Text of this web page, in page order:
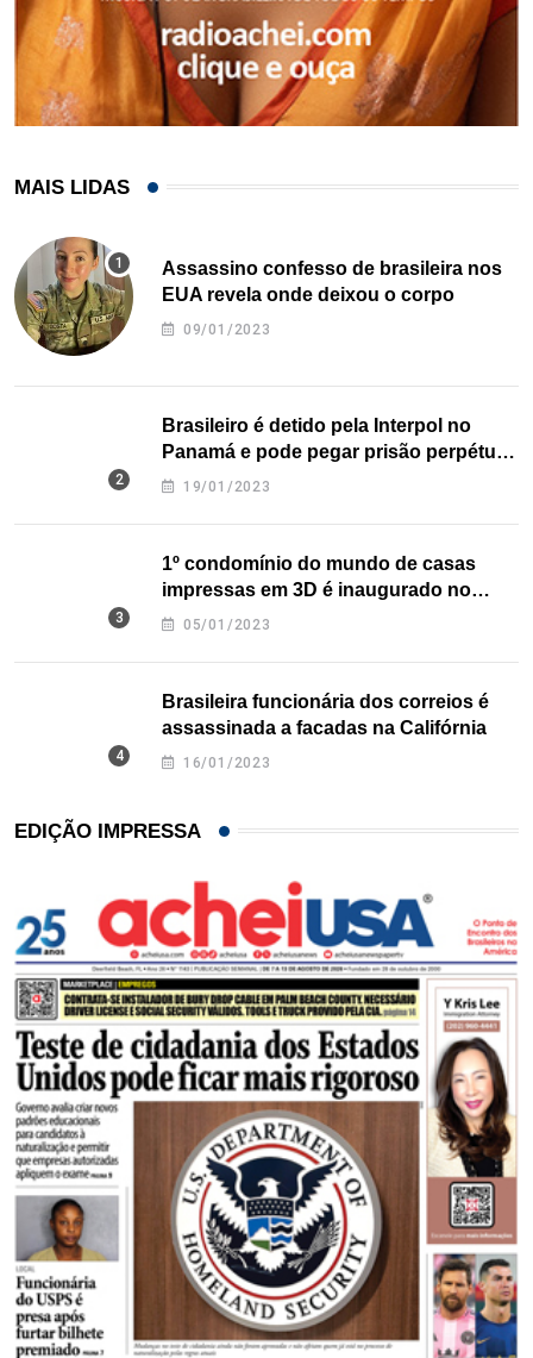
MAIS LIDAS
Assassino confesso de brasileira nos
EUA revela onde deixou o corpo
09/01/2023
Brasileiro é detido pela Interpol no
Panamá e pode pegar prisão perpétua
nos EUA
19/01/2023
1º condomínio do mundo de casas
impressas em 3D é inaugurado no
Texas
05/01/2023
Brasileira funcionária dos correios é
assassinada a facadas na Califórnia
16/01/2023
EDIÇÃO IMPRESSA